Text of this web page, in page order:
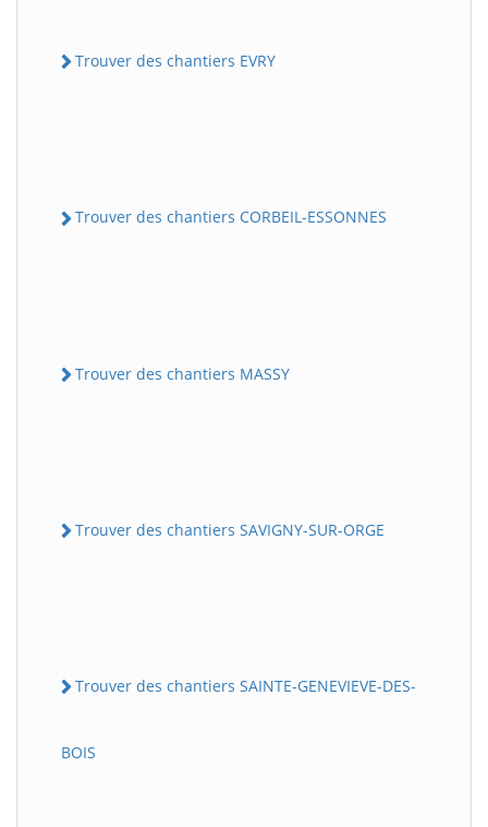
Trouver des chantiers EVRY
Trouver des chantiers CORBEIL-ESSONNES
Trouver des chantiers MASSY
Trouver des chantiers SAVIGNY-SUR-ORGE
Trouver des chantiers SAINTE-GENEVIEVE-DES-
BOIS